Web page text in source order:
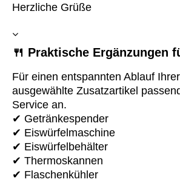
Herzliche Grüße
🍴 Praktische Ergänzungen
Für einen entspannten Ablauf
ausgewählte Zusatzartikel
Service an.
✔ Getränkespender
✔ Eiswürfelmaschine
✔ Eiswürfelbehälter
✔ Thermoskannen
✔ Flaschenkühler